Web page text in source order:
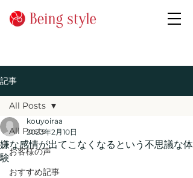
記事
All Posts
お客様の声
おすすめ記事
All Posts
嫌な感情が出てこなくなるという不思議な体
験
kouyoiraa
2023年2月10日